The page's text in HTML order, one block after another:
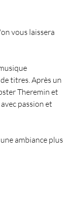
vous laissera
titres. Après un
Theremin et
passion et
ambiance plus